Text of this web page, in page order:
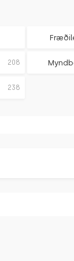
208
238